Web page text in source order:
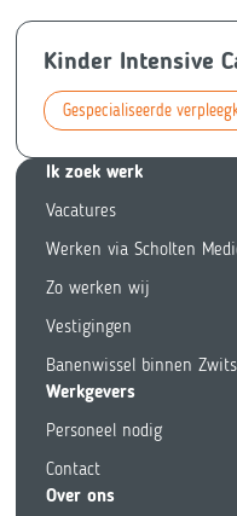
Kinder Intensive
Gespecialiseerde
Ik zoek werk
Vacatures
Werken via Scholten
Zo werken wij
Vestigingen
Banenwissel binnen
Werkgevers
Personeel nodig
Contact
Over ons